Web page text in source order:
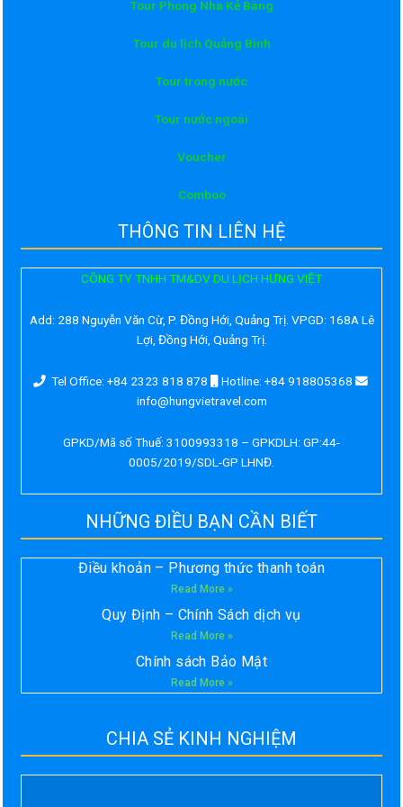
Tour Phong Nha Kẻ Bàng
Tour du lịch Quảng Bình
Tour trong nước
Tour nước ngoài
Voucher
Comboo
THÔNG TIN LIÊN HỆ
CÔNG TY TNHH TM&DV DU LỊCH HƯNG VIỆT
Add: 288 Nguyễn Văn Cừ, P. Đồng Hới, Quảng Trị. VPGD: 168A Lê
Lợi, Đồng Hới, Quảng Trị.
Tel Office: +84 2323 818 878
Hotline: +84 918805368
info@hungvietravel.com
GPKD/Mã số Thuế: 3100993318 – GPKDLH: GP:44-
0005/2019/SDL-GP LHNĐ.
NHỮNG ĐIỀU BẠN CẦN BIẾT
Điều khoản – Phương thức thanh toán
Read More »
Quy Định – Chính Sách dịch vụ
Read More »
Chính sách Bảo Mật
Read More »
CHIA SẺ KINH NGHIỆM